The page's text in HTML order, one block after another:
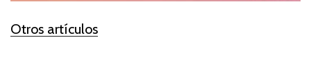
Otros artículos